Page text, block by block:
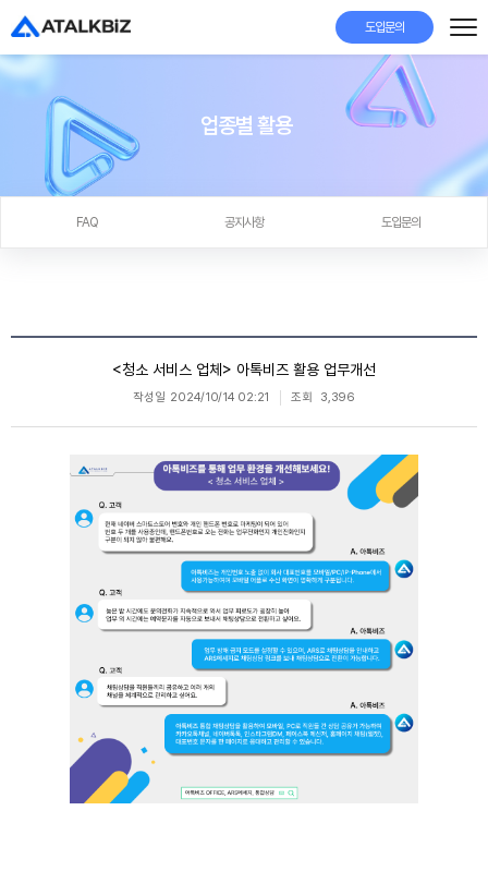
도입문의
업종별 활용
FAQ 공지사항 도입문의
<청소 서비스 업체> 아톡비즈 활용 업무개선
작성일 2024/10/14 02:21 조회 3,396